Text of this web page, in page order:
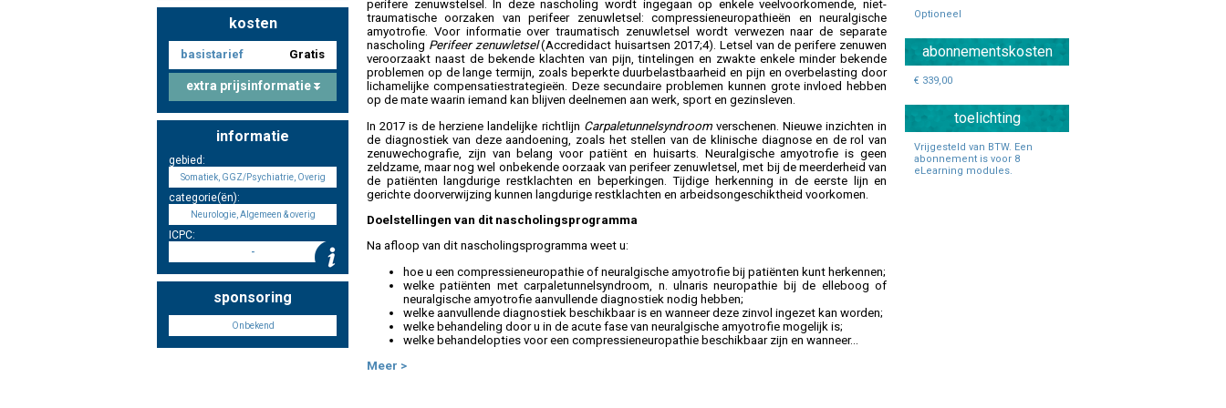
Specialisten Ouderengeneeskunde
kosten
basistarief Gratis
extra prijsinformatie
informatie
gebied:
Somatiek, GGZ/Psychiatrie, Overig
categorie(ën):
Neurologie, Algemeen & overig
ICPC:
-
sponsoring
Onbekend
Optioneel
abonnementskosten
€ 339,00
toelichting
Vrijgesteld van BTW. Een
abonnement is voor 8
eLearning modules.
perifere zenuwstelsel. In deze nascholing wordt ingegaan op enkele veelvoorkomende, niet-
traumatische oorzaken van perifeer zenuwletsel: compressieneuropathieën en neuralgische
amyotrofie. Voor informatie over traumatisch zenuwletsel wordt verwezen naar de separate
nascholing Perifeer zenuwletsel(Accredidact huisartsen 2017;4). Letsel van de perifere zenuwen
veroorzaakt naast de bekende klachten van pijn, tintelingen en zwakte enkele minder bekende
problemen op de lange termijn, zoals beperkte duurbelastbaarheid en pijn en overbelasting door
lichamelijke compensatiestrategieën. Deze secundaire problemen kunnen grote invloed hebben
op de mate waarin iemand kan blijven deelnemen aan werk, sport en gezinsleven.
In 2017 is de herziene landelijke richtlijn Carpaletunnelsyndroomverschenen. Nieuwe inzichten in
de diagnostiek van deze aandoening, zoals het stellen van de klinische diagnose en de rol van
zenuwechografie, zijn van belang voor patiënt en huisarts. Neuralgische amyotrofie is geen
zeldzame, maar nog wel onbekende oorzaak van perifeer zenuwletsel, met bij de meerderheid van
de patiënten langdurige restklachten en beperkingen. Tijdige herkenning in de eerste lijn en
gerichte doorverwijzing kunnen langdurige restklachten en arbeidsongeschiktheid voorkomen.
Doelstellingen van dit nascholingsprogramma
Na afloop van dit nascholingsprogramma weet u:
hoe u een compressieneuropathie of neuralgische amyotrofie bij patiënten kunt herkennen;
welke patiënten met carpaletunnelsyndroom, n. ulnaris neuropathie bij de elleboog of
neuralgische amyotrofie aanvullende diagnostiek nodig hebben;
welke aanvullende diagnostiek beschikbaar is en wanneer deze zinvol ingezet kan worden;
welke behandeling door u in de acute fase van neuralgische amyotrofie mogelijk is;
welke behandelopties voor een compressieneuropathie beschikbaar zijn en wanneer...
Meer >